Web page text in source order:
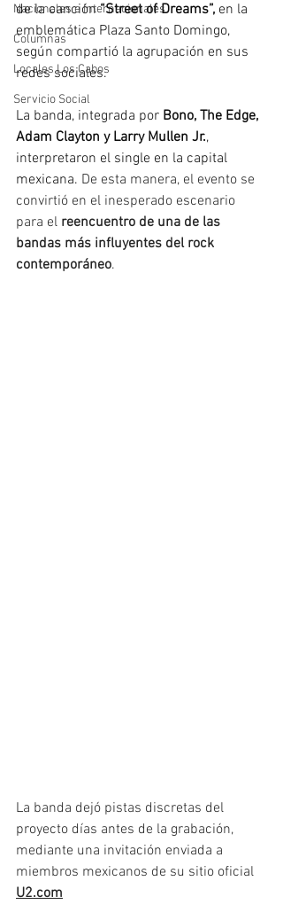
Nacionales e Internacionales
Columnas
Locales Los Cabos
Servicio Social
de la canción “Street of Dreams”, en la
emblemática Plaza Santo Domingo,
según compartió la agrupación en sus
redes sociales.
La banda, integrada por Bono, The Edge,
Adam Clayton y Larry Mullen Jr.,
interpretaron el single en la capital
mexicana. De esta manera, el evento se
convirtió en el inesperado escenario
para el reencuentro de una de las
bandas más influyentes del rock
contemporáneo.
La banda dejó pistas discretas del
proyecto días antes de la grabación,
mediante una invitación enviada a
miembros mexicanos de su sitio oficial
U2.com